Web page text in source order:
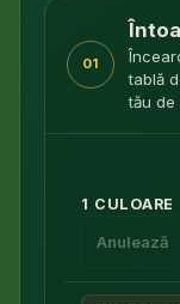
01
tablă
tău de
1 CULOARE
Anulează